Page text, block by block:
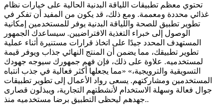
تحتوي معظم تطبيقات اللياقة البدنية الحالية على خيارات نظام
غذائي محددة ومعممة. ومع ذلك، قد يكون من المفيد أن تفكر في
تطوير تطبيق للصحة واللياقة البدنية يوفر للمستخدمين إمكانية
الوصول إلى خبراء التغذية الافتراضيين. سيساعدك الجمهور
المستهدف المحدد جيدًا على اتخاذ قرارات مستنيرة أثناء عملية
تطوير تطبيقك، مما يضمن أن المنتج النهائي جذاب ويوفر قيمة
لمستخدميه. علاوة على ذلك، فإن فهم جمهورك سيوجه جهودك
التسويقية والترويجية،» «مما يجعلها أكثر فعالية في جذب انتباه
المستخدمين ومشاركتهم. يسعى رواد الأعمال إلى تطوير تطبيقات
جوال فعالة وسهلة الاستخدام لأنشطتهم التجارية، ويبذلون قصارى
جهدهم ليحظى التطبيق برضا مستخدميه منذ..